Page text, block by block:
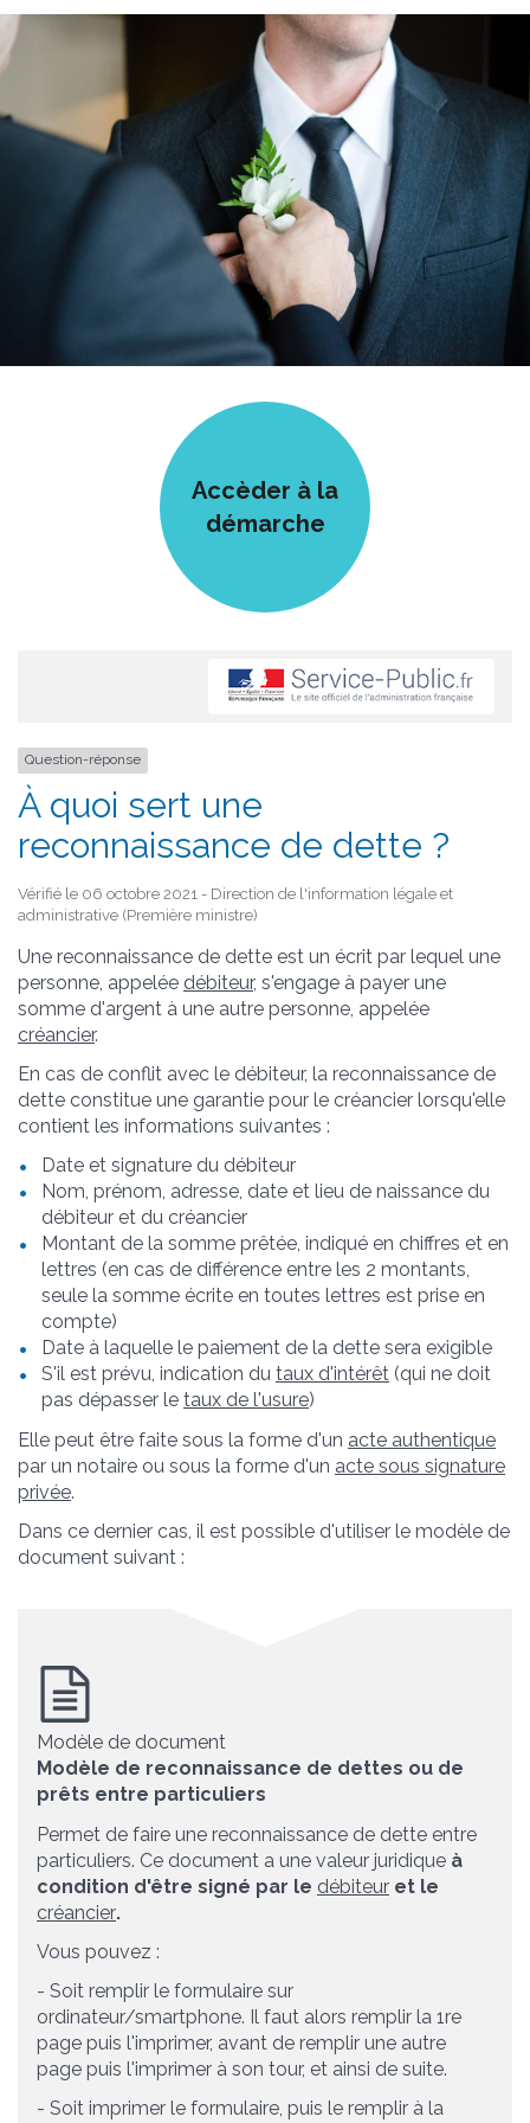
Accèder à la
démarche
Question-réponse
À quoi sert une
reconnaissance de dette ?
Vérifié le 06 octobre 2021 - Direction de l'information légale et
administrative (Première ministre)
Une reconnaissance de dette est un écrit par lequel une
personne, appelée débiteur, s'engage à payer une
somme d'argent à une autre personne, appelée
créancier.
En cas de conflit avec le débiteur, la reconnaissance de
dette constitue une garantie pour le créancier lorsqu'elle
contient les informations suivantes :
Date et signature du débiteur
Nom, prénom, adresse, date et lieu de naissance du
débiteur et du créancier
Montant de la somme prêtée, indiqué en chiffres et en
lettres (en cas de différence entre les 2 montants,
seule la somme écrite en toutes lettres est prise en
compte)
Date à laquelle le paiement de la dette sera exigible
S'il est prévu, indication du taux d'intérêt (qui ne doit
pas dépasser le taux de l'usure)
Elle peut être faite sous la forme d'un acte authentique
par un notaire ou sous la forme d'un acte sous signature
privée.
Dans ce dernier cas, il est possible d'utiliser le modèle de
document suivant :
Modèle de document
Modèle de reconnaissance de dettes ou de
prêts entre particuliers
Permet de faire une reconnaissance de dette entre
particuliers. Ce document a une valeur juridique à
condition d'être signé par le débiteur et le
créancier.
Vous pouvez :
- Soit remplir le formulaire sur
ordinateur/smartphone. Il faut alors remplir la 1re
page puis l'imprimer, avant de remplir une autre
page puis l'imprimer à son tour, et ainsi de suite.
- Soit imprimer le formulaire, puis le remplir à la